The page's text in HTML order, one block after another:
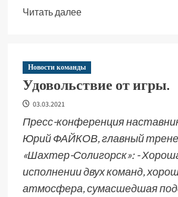
Читать далее
Новости команды
Удовольствие от игры.
03.03.2021
Пресс-конференция
Юрий ФАЙКОВ, главный
«Шахтер-Солигорск»: -
исполнении двух команд,
атмосфера, сумасшедшая